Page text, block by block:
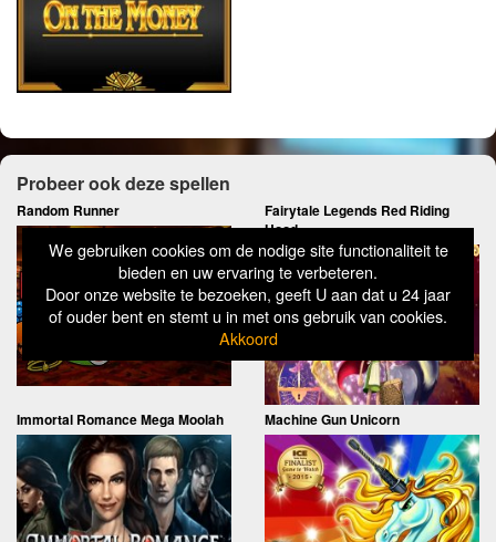
We gebruiken cookies om de nodige site functionaliteit te
bieden en uw ervaring te verbeteren.
Door onze website te bezoeken, geeft U aan dat u 24 jaar
of ouder bent en stemt u in met ons gebruik van cookies.
Akkoord
Probeer ook deze spellen
Random Runner
Fairytale Legends Red Riding
Hood
Immortal Romance Mega Moolah Machine Gun Unicorn